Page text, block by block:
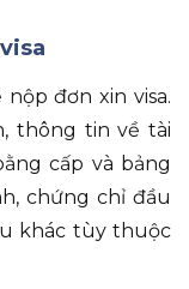
đơn xin visa.
thông tin về tài
cấp và bảng
chứng chỉ đầu
khác tùy thuộc